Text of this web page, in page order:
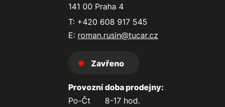
141 00 Praha 4
T: +420 608 917 545
E: roman.rusin@tucar.cz
Zavřeno
Provozní doba prodejny:
Po-Čt
8-17 hod.